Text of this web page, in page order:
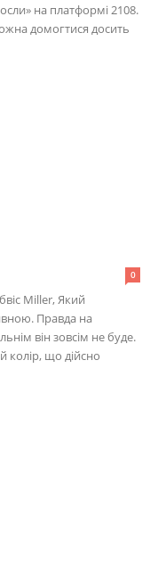
на платформі 2108.
домогтися досить
0
Miller, Який
Правда на
він зовсім не буде.
що дійсно